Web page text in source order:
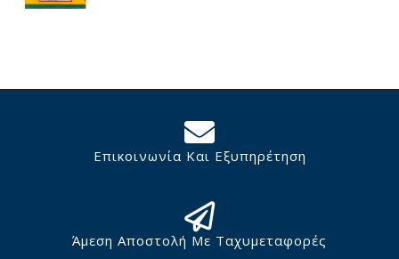
Επικοινωνία Και Εξυπηρέτηση
Άμεση Αποστολή Με Ταχυμεταφορές